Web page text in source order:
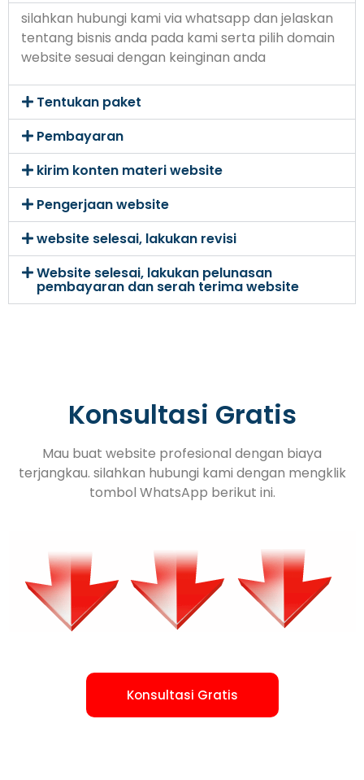
silahkan hubungi kami via whatsapp dan jelaskan
tentang bisnis anda pada kami serta pilih domain
website sesuai dengan keinginan anda
Tentukan paket
Pembayaran
kirim konten materi website
Pengerjaan website
website selesai, lakukan revisi
Website selesai, lakukan pelunasan
pembayaran dan serah terima website
Konsultasi Gratis
Mau buat website profesional dengan biaya
terjangkau. silahkan hubungi kami dengan mengklik
tombol WhatsApp berikut ini.
Konsultasi Gratis